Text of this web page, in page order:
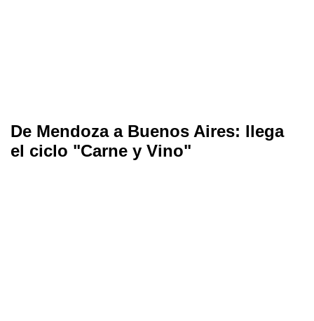
De Mendoza a Buenos Aires: llega
el ciclo "Carne y Vino"